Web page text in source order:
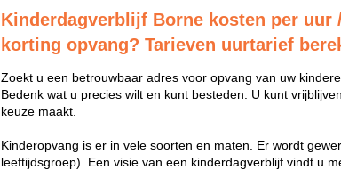
Kinderdagverblijf Borne kosten per uur
korting opvang? Tarieven uurtarief
Zoekt u een betrouwbaar adres voor opvang van uw
Bedenk wat u precies wilt en kunt besteden. U kunt
keuze maakt.
Kinderopvang is er in vele soorten en maten. Er wordt
leeftijdsgroep). Een visie van een kinderdagverblijf vindt u